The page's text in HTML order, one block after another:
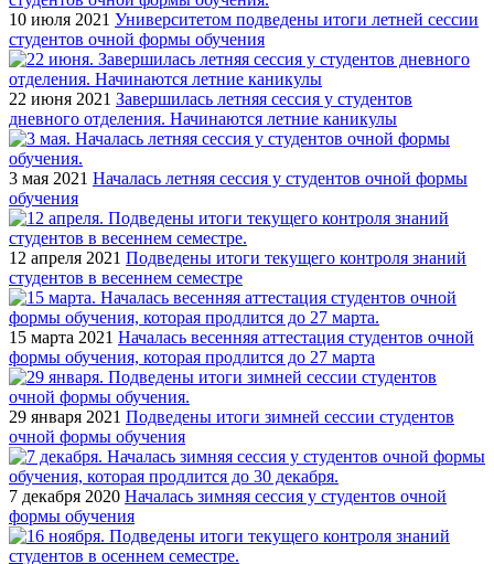
10 июля 2021 Университетом подведены итоги летней сессии
студентов очной формы обучения
22 июня 2021 Завершилась летняя сессия у студентов
дневного отделения. Начинаются летние каникулы
3 мая 2021 Началась летняя сессия у студентов очной формы
обучения
12 апреля 2021 Подведены итоги текущего контроля знаний
студентов в весеннем семестре
15 марта 2021 Началась весенняя аттестация студентов очной
формы обучения, которая продлится до 27 марта
29 января 2021 Подведены итоги зимней сессии студентов
очной формы обучения
7 декабря 2020 Началась зимняя сессия у студентов очной
формы обучения